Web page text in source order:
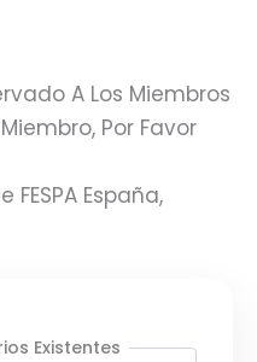
A Los Miembros
Por Favor
FESPA España,
Existentes